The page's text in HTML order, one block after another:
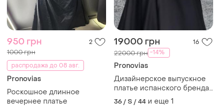
950 грн 2
1000 грн
распродажа до 08 авг.
Pronovias
Роскошное длинное
вечернее платье
19000 грн 16
22000 грн -14%
Pronovias
Дизайнерское выпускное
платье испанского бренда
pronovias
36 / S / 44 и еще 1